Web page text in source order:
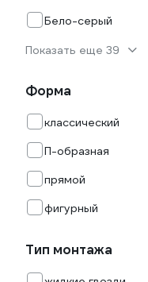
Бело-серый
Показать еще 39
Форма
классический
П-образная
прямой
фигурный
Тип монтажа